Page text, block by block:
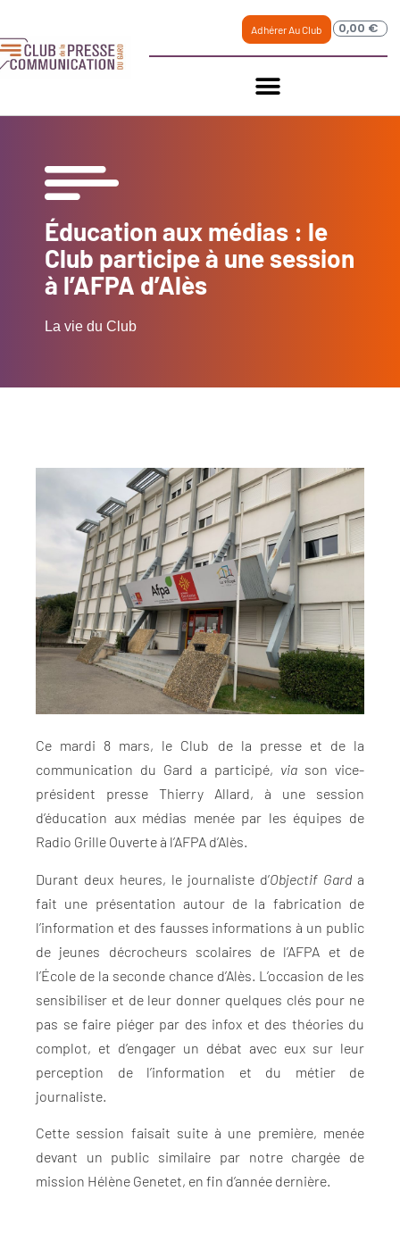
Adhérer Au Club 0,00 €
Éducation aux médias : le
Club participe à une session
à l’AFPA d’Alès
La vie du Club
Ce mardi 8 mars, le Club de la presse et de la
communication du Gard a participé, via son vice-
président presse Thierry Allard, à une session
d’éducation aux médias menée par les équipes de
Radio Grille Ouverte à l’AFPA d’Alès.
Durant deux heures, le journaliste d’Objectif Garda
fait une présentation autour de la fabrication de
l’information et des fausses informations à un public
de jeunes décrocheurs scolaires de l’AFPA et de
l’École de la seconde chance d’Alès. L’occasion de les
sensibiliser et de leur donner quelques clés pour ne
pas se faire piéger par des infox et des théories du
complot, et d’engager un débat avec eux sur leur
perception de l’information et du métier de
journaliste.
Cette session faisait suite à une première, menée
devant un public similaire par notre chargée de
mission Hélène Genetet, en fin d’année dernière.